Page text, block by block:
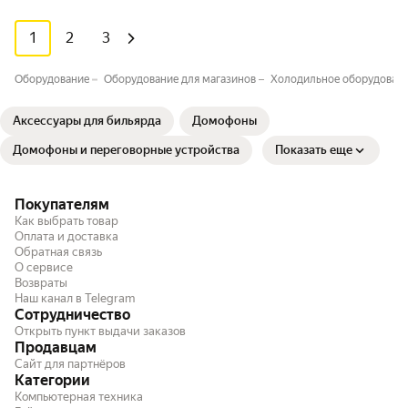
1 2 3
Оборудование Оборудование для магазинов Холодильное
Аксессуары для бильярда Домофоны
Домофоны и переговорные устройства Показать еще
Покупателям
Как выбрать товар
Оплата и доставка
Обратная связь
О сервисе
Возвраты
Наш канал в Telegram
Сотрудничество
Открыть пункт выдачи заказов
Продавцам
Сайт для партнёров
Категории
Компьютерная техника